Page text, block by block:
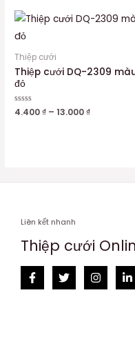
Thiệp cưới
Thiệp cưới DQ-2309
đỏ
Được
xếp
4.400₫ –13.000₫
Liên kết nhanh
Thiệp cưới